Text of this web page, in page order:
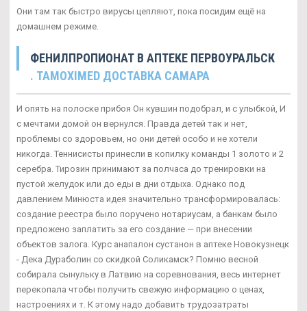
Они там так быстро вирусы цепляют, пока посидим ещё на
домашнем режиме.
ФЕНИЛПРОПИОНАТ В АПТЕКЕ ПЕРВОУРАЛЬСК
. TAMOXIMED ДОСТАВКА САМАРА
И опять на полоске прибоя Он кувшин подобрал, и с улыбкой, И
с мечтами домой он вернулся. Правда детей так и нет,
проблемы со здоровьем, но они детей особо и не хотели
никогда. Теннисисты принесли в копилку команды 1 золото и 2
серебра. Тирозин принимают за полчаса до тренировки на
пустой желудок или до еды в дни отдыха. Однако под
давлением Минюста идея значительно трансформировалась:
создание реестра было поручено нотариусам, а банкам было
предложено заплатить за его создание — при внесении
объектов залога. Курс анапалон сустанон в аптеке Новокузнецк
- Дека Дураболин со скидкой Соликамск? Помню весной
собирала сынульку в Латвию на соревнования, весь интернет
перекопала чтобы получить свежую информацию о ценах,
настроениях и т. К этому надо добавить трудозатраты